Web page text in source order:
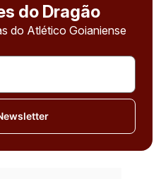
do Dragão
do Atlético Goianiense